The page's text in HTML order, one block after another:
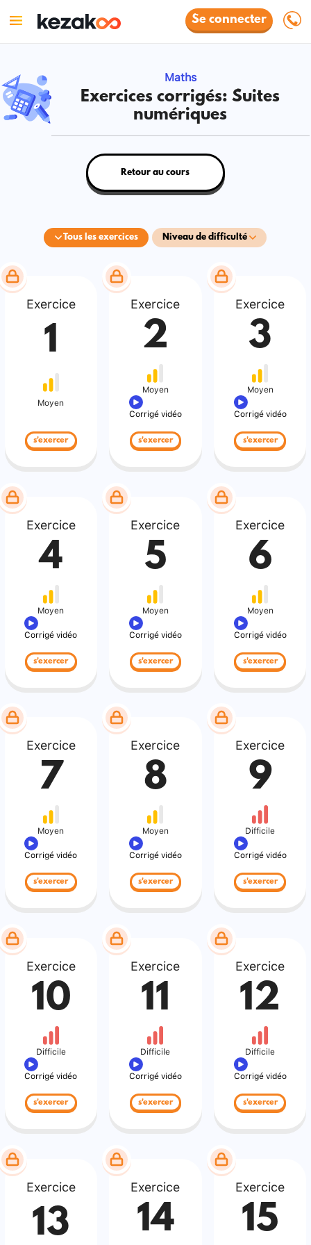
Se connecter
Maths
Exercices corrigés: Suites
numériques
Tous les exercices Niveau de difficulté
Retour au cours
Exercice
1
Moyen
s'exercer
Exercice
2
Moyen
Corrigé vidéo
s'exercer
Exercice
3
Moyen
Corrigé vidéo
s'exercer
Exercice
4
Moyen
Corrigé vidéo
s'exercer
Exercice
5
Moyen
Corrigé vidéo
s'exercer
Exercice
6
Moyen
Corrigé vidéo
s'exercer
Exercice
7
Moyen
Corrigé vidéo
s'exercer
Exercice
8
Moyen
Corrigé vidéo
s'exercer
Exercice
9
Difficile
Corrigé vidéo
s'exercer
Exercice
10
Difficile
Corrigé vidéo
s'exercer
Exercice
11
Difficile
Corrigé vidéo
s'exercer
Exercice
12
Difficile
Corrigé vidéo
s'exercer
Exercice
13
Exercice
14
Exercice
15